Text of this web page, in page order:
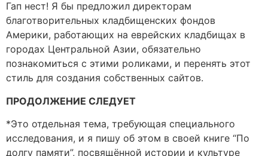
Гап нест! Я бы предложил директорам
благотворительных кладбищенских фондов
Америки, работающих на еврейских кладбищах в
городах Центральной Азии, обязательно
познакомиться с этими роликами, и перенять этот
стиль для создания собственных сайтов.
ПРОДОЛЖЕНИЕ СЛЕДУЕТ
*Это отдельная тема, требующая специального
исследования, и я пишу об этом в своей книге “По
долгу памяти”, посвящённой истории и культуре